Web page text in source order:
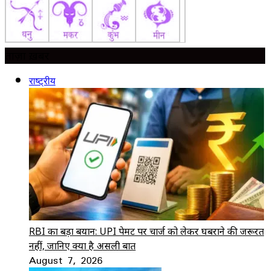
राष्ट्रीय
RBI का बड़ा बयान: UPI पेमेंट पर चार्ज को लेकर घबराने की जरूरत
नहीं, जानिए क्या है असली बात
August 7, 2026